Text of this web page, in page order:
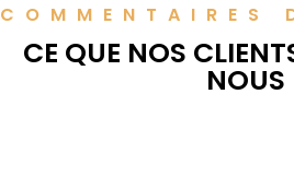
COMMENTAIRES
CE QUE NOS
NOUS